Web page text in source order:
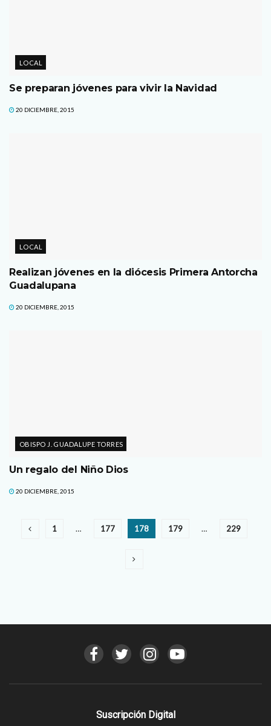
LOCAL
Se preparan jóvenes para vivir la Navidad
20 DICIEMBRE, 2015
LOCAL
Realizan jóvenes en la diócesis Primera Antorcha
Guadalupana
20 DICIEMBRE, 2015
OBISPO J. GUADALUPE TORRES
Un regalo del Niño Dios
20 DICIEMBRE, 2015
1 … 177 178 179 … 229
Suscripción Digital